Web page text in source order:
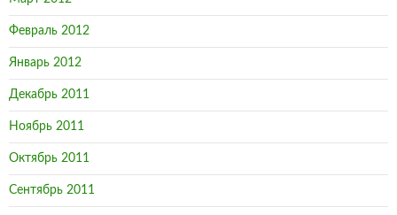
Февраль 2012
Январь 2012
Декабрь 2011
Ноябрь 2011
Октябрь 2011
Сентябрь 2011